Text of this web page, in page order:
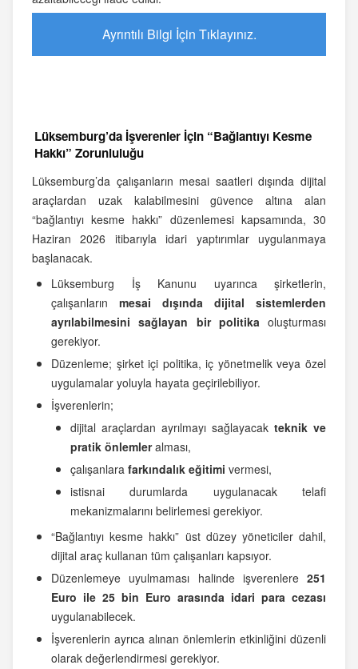
Ayrıntılı Bilgi İçin Tıklayınız.
Lüksemburg’da İşverenler İçin “Bağlantıyı Kesme
Hakkı” Zorunluluğu
Lüksemburg’da çalışanların mesai saatleri dışında dijital
araçlardan uzak kalabilmesini güvence altına alan
“bağlantıyı kesme hakkı” düzenlemesi kapsamında, 30
Haziran 2026 itibarıyla idari yaptırımlar uygulanmaya
başlanacak.
Lüksemburg İş Kanunu uyarınca şirketlerin,
çalışanların mesai dışında dijital sistemlerden
ayrılabilmesini sağlayan bir politikaoluşturması
gerekiyor.
Düzenleme; şirket içi politika, iç yönetmelik veya özel
uygulamalar yoluyla hayata geçirilebiliyor.
İşverenlerin;
dijital araçlardan ayrılmayı sağlayacak teknik ve
pratik önlemleralması,
çalışanlara farkındalık eğitimi vermesi,
istisnai durumlarda uygulanacak telafi
mekanizmalarını belirlemesi gerekiyor.
“Bağlantıyı kesme hakkı” üst düzey yöneticiler dahil,
dijital araç kullanan tüm çalışanları kapsıyor.
Düzenlemeye uyulmaması halinde işverenlere 251
Euro ile 25 bin Euro arasında idari para cezası
uygulanabilecek.
İşverenlerin ayrıca alınan önlemlerin etkinliğini düzenli
olarak değerlendirmesi gerekiyor.